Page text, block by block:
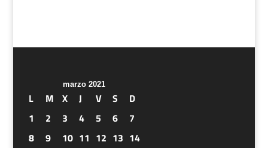
marzo 2021
L M X J V S
D
1
2 3 4 5 6
7
8
9 10 11 12 13 14